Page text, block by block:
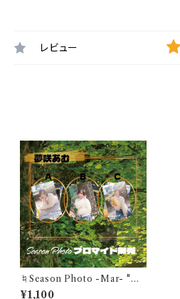
レビュー
♮Season Photo -Mar- "ひ
だまりのピクニック"夢咲あむブ
¥1,100